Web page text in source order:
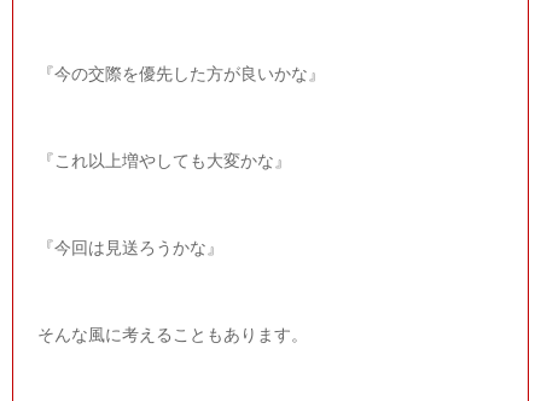
『今の交際を優先した方が良いかな』
『これ以上増やしても大変かな』
『今回は見送ろうかな』
そんな風に考えることもあります。